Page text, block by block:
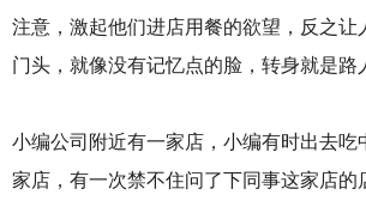
注意，激起他们进店用餐的欲望，反之让
门头，就像没有记忆点的脸，转身就是路
小编公司附近有一家店，小编有时出去吃
家店，有一次禁不住问了下同事这家店的